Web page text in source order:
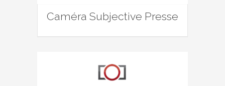
Caméra Subjective Presse